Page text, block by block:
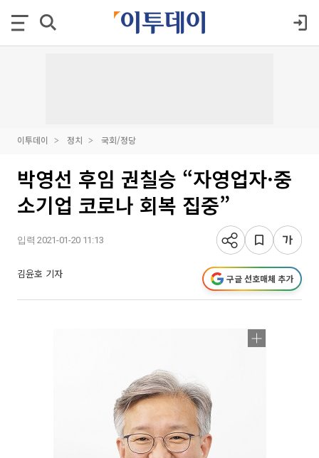
이투데이 정치 국회/정당
박영선 후임 권칠승 “자영업자·중
소기업 코로나 회복 집중”
입력 2021-01-20 11:13
김윤호 기자 구글 선호매체 추가